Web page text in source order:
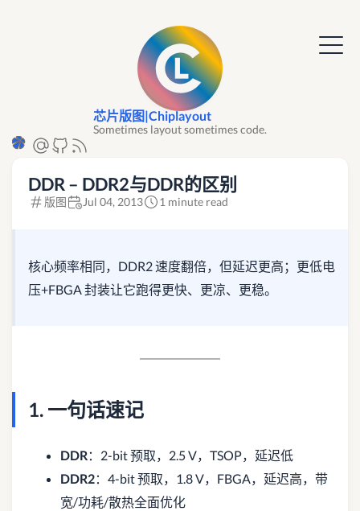
芯片版图|Chiplayout
Sometimes layout sometimes code.
DDR – DDR2与DDR的区别
版图 Jul 04, 2013 1 minute read
核心频率相同，DDR2 速度翻倍，但延迟更高；更低电
压+FBGA 封装让它跑得更快、更凉、更稳。
1. 一句话速记
DDR：2-bit 预取，2.5 V，TSOP，延迟低
DDR2：4-bit 预取，1.8 V，FBGA，延迟高，带
宽/功耗/散热全面优化